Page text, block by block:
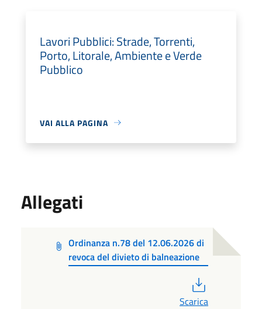
Lavori Pubblici: Strade, Torrenti,
Porto, Litorale, Ambiente e Verde
Pubblico
VAI ALLA PAGINA
Allegati
Ordinanza n.78 del 12.06.2026 di
revoca del divieto di balneazione
Scarica